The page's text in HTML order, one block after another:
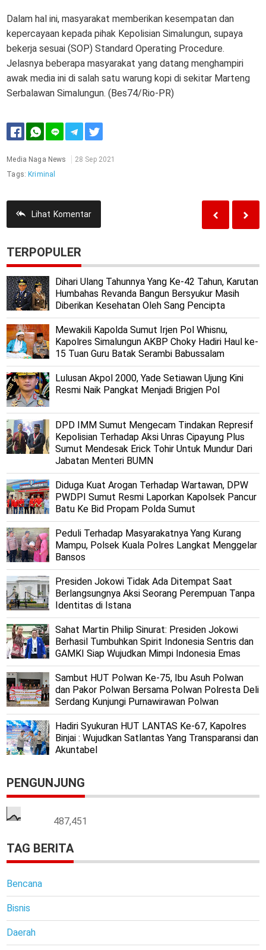
Dalam hal ini, masyarakat memberikan kesempatan dan
kepercayaan kepada pihak Kepolisian Simalungun, supaya
bekerja sesuai (SOP) Standard Operating Procedure.
Jelasnya beberapa masyarakat yang datang menghampiri
awak media ini di salah satu warung kopi di sekitar Marteng
Serbalawan Simalungun. (Bes74/Rio-PR)
Media Naga News
28 Sep 2021
Tags: Kriminal
Lihat Komentar
TERPOPULER
Dihari Ulang Tahunnya Yang Ke-42 Tahun, Karutan
Humbahas Revanda Bangun Bersyukur Masih
Diberikan Kesehatan Oleh Sang Pencipta
Mewakili Kapolda Sumut Irjen Pol Whisnu,
Kapolres Simalungun AKBP Choky Hadiri Haul ke-
15 Tuan Guru Batak Serambi Babussalam
Lulusan Akpol 2000, Yade Setiawan Ujung Kini
Resmi Naik Pangkat Menjadi Brigjen Pol
DPD IMM Sumut Mengecam Tindakan Represif
Kepolisian Terhadap Aksi Unras Cipayung Plus
Sumut Mendesak Erick Tohir Untuk Mundur Dari
Jabatan Menteri BUMN
Diduga Kuat Arogan Terhadap Wartawan, DPW
PWDPI Sumut Resmi Laporkan Kapolsek Pancur
Batu Ke Bid Propam Polda Sumut
Peduli Terhadap Masyarakatnya Yang Kurang
Mampu, Polsek Kuala Polres Langkat Menggelar
Bansos
Presiden Jokowi Tidak Ada Ditempat Saat
Berlangsungnya Aksi Seorang Perempuan Tanpa
Identitas di Istana
Sahat Martin Philip Sinurat: Presiden Jokowi
Berhasil Tumbuhkan Spirit Indonesia Sentris dan
GAMKI Siap Wujudkan Mimpi Indonesia Emas
Sambut HUT Polwan Ke-75, Ibu Asuh Polwan
dan Pakor Polwan Bersama Polwan Polresta Deli
Serdang Kunjungi Purnawirawan Polwan
Hadiri Syukuran HUT LANTAS Ke-67, Kapolres
Binjai : Wujudkan Satlantas Yang Transparansi dan
Akuntabel
PENGUNJUNG
487,451
TAG BERITA
Bencana
Bisnis
Daerah